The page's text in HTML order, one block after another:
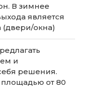
В зимнее
является
(двери/окна)
и
решения.
от 80